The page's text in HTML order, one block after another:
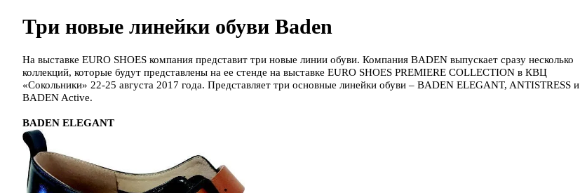
Три новые линейки обуви Baden
На выставке EURO SHOES компания представит три новые линии обуви. Компания BADEN выпускает сразу несколько
коллекций, которые будут представлены на ее стенде на выставке EURO SHOES PREMIERE COLLECTION в КВЦ
«Сокольники» 22-25 августа 2017 года. Представляет три основные линейки обуви – BADEN ELEGANT, ANTISTRESS и
BADEN Active.
BADEN ELEGANT